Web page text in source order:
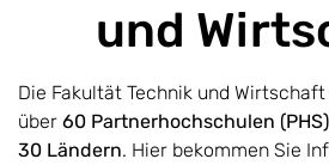
und
Die Fakultät Technik und
über 60 Partnerhochschulen
30 Ländern. Hier bekommen Sie